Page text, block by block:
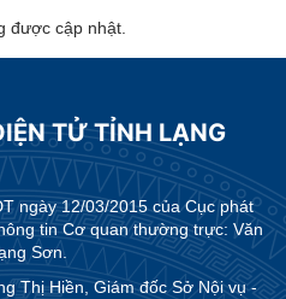
được cập nhật.
TỬ TỈNH LẠNG
ngày 12/03/2015 của Cục phát
tin Cơ quan thường trực: Văn
Sơn.
Thị Hiền, Giám đốc Sở Nội vụ -